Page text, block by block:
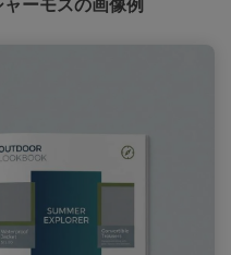
ーモスの画像例